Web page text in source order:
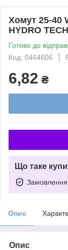
Хомут 25-40
HYDRO TECH
Готово до
Код: 0464606
6,82 ₴
Що таке
Замовлення
Опис
Опис